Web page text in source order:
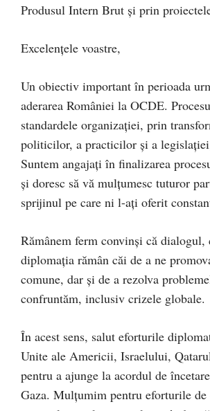
Produsul Intern Brut și prin
Excelențele voastre,
Un obiectiv important în perioada
aderarea României la OCDE.
standardele organizației, prin
politicilor, a practicilor și a
Suntem angajați în finalizarea
și doresc să vă mulțumesc tuturor
sprijinul pe care ni l-ați oferit
Rămânem ferm convinși că dialogul,
diplomația rămân căi de a ne
comune, dar și de a rezolva
confruntăm, inclusiv crizele globale.
În acest sens, salut eforturile
Unite ale Americii, Israelului,
pentru a ajunge la acordul de
Gaza. Mulțumim pentru eforturile de